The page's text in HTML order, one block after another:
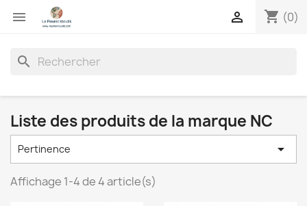
 shopping_cart (0)

search
Liste des produits de la marque NC
Pertinence 
Affichage 1-4 de 4 article(s)